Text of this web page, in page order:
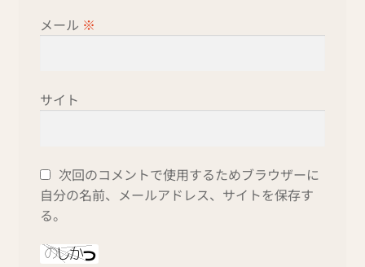
メール ※
サイト
次回のコメントで使用するためブラウザーに
自分の名前、メールアドレス、サイトを保存す
る。